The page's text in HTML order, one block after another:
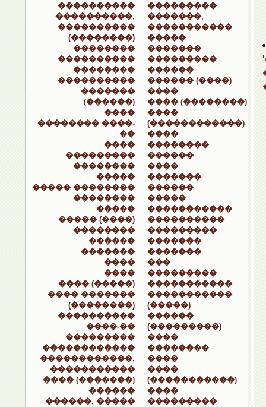
����������
����������,
����������
(��������)
��������
����������
��������
����������
�������
(������)
����
�������� ����-
��
����
���������
��������
�����
����� ��������
��������
�����
����� (����)
��������
������
�������
����
����
���� (�����)
���� �������
(��������)
����������
����-��
���������
������������
������������,
�����������
���� (�������)
������
������, �����
���������
�������,
�����������
�����
�������
���������
������
������ (����)
����
���� (��������)
����
(������������)
����
��������
������
����
�������
������
�����
�����������
����������
���������
�������
�������
���
���������
�����������
�����������
(�����)
������
(���������)
����
��������
����
����
(�����������)
����
���������